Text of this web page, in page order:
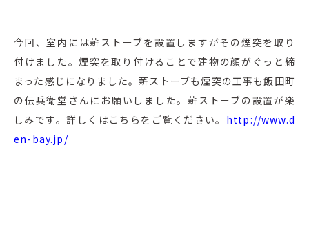
今回、室内には薪ストーブを設置しますがその煙突を取り
付けました。煙突を取り付けることで建物の顔がぐっと締
まった感じになりました。薪ストーブも煙突の工事も飯田町
の伝兵衛堂さんにお願いしました。薪ストーブの設置が楽
しみです。詳しくはこちらをご覧ください。 http://www.d
en-bay.jp/